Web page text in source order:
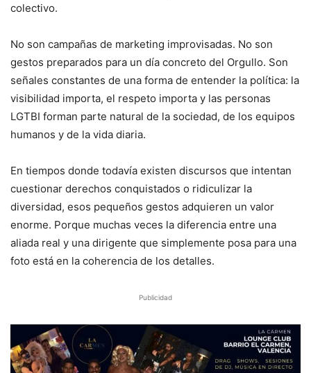
colectivo.
No son campañas de marketing improvisadas. No son
gestos preparados para un día concreto del Orgullo. Son
señales constantes de una forma de entender la política: la
visibilidad importa, el respeto importa y las personas
LGTBI forman parte natural de la sociedad, de los equipos
humanos y de la vida diaria.
En tiempos donde todavía existen discursos que intentan
cuestionar derechos conquistados o ridiculizar la
diversidad, esos pequeños gestos adquieren un valor
enorme. Porque muchas veces la diferencia entre una
aliada real y una dirigente que simplemente posa para una
foto está en la coherencia de los detalles.
Publicidad